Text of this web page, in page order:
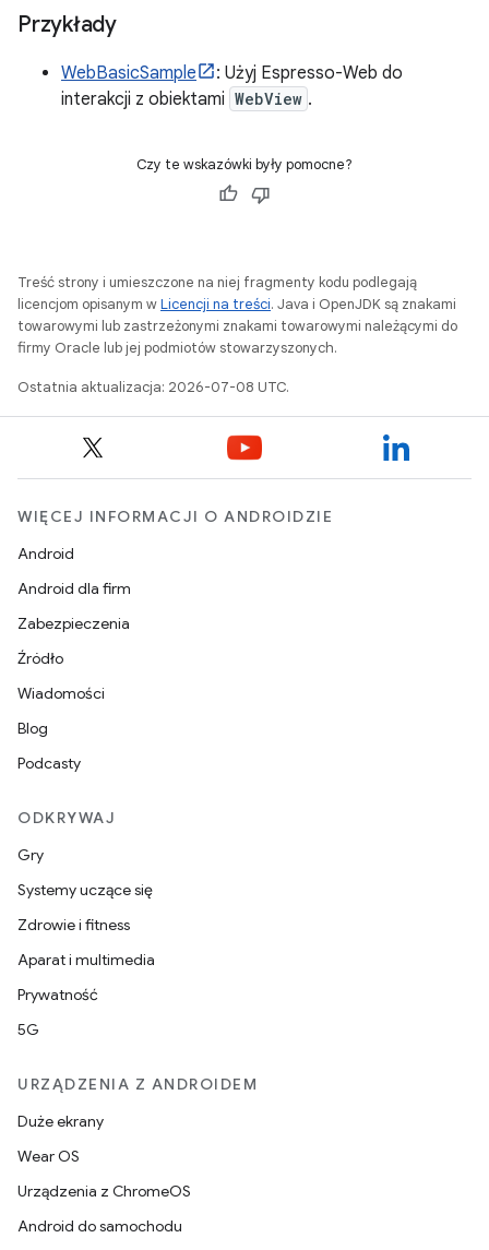
Przykłady
WebBasicSample
: Użyj Espresso-Web do
interakcji z obiektami WebView .
Czy te wskazówki były pomocne?
Treść strony i umieszczone na niej fragmenty kodu podlegają
licencjom opisanym wLicencji na treści. Java i OpenJDK są znakami
towarowymi lub zastrzeżonymi znakami towarowymi należącymi do
firmy Oracle lub jej podmiotów stowarzyszonych.
Ostatnia aktualizacja: 2026-07-08 UTC.
WIĘCEJ INFORMACJI O ANDROIDZIE
Android
Android dla firm
Zabezpieczenia
Źródło
Wiadomości
Blog
Podcasty
ODKRYWAJ
Gry
Systemy uczące się
Zdrowie i fitness
Aparat i multimedia
Prywatność
5G
URZĄDZENIA Z ANDROIDEM
Duże ekrany
Wear OS
Urządzenia z ChromeOS
Android do samochodu